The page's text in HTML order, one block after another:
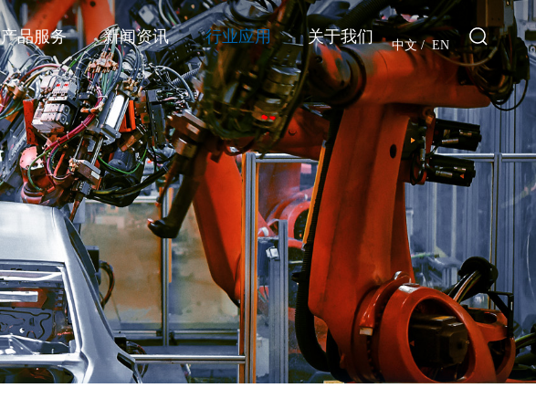
产品服务 新闻资讯 行业应用 关于我们 中文/EN